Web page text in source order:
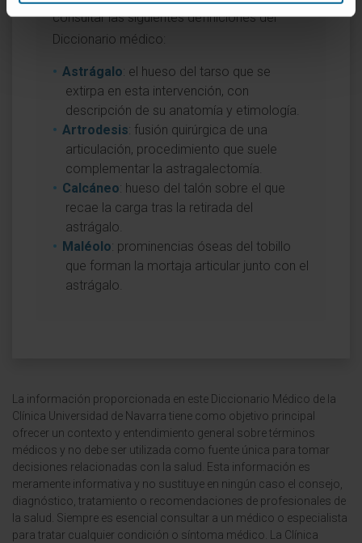
consultar las siguientes definiciones del
Diccionario médico:
Astrágalo: el hueso del tarso que se
extirpa en esta intervención, con
descripción de su anatomía y etimología.
Artrodesis: fusión quirúrgica de una
articulación, procedimiento que suele
complementar la astragalectomía.
Calcáneo: hueso del talón sobre el que
recae la carga tras la retirada del
astrágalo.
Maléolo: prominencias óseas del tobillo
que forman la mortaja articular junto con el
astrágalo.
La información proporcionada en este Diccionario Médico de la
Clínica Universidad de Navarra tiene como objetivo principal
ofrecer un contexto y entendimiento general sobre términos
médicos y no debe ser utilizada como fuente única para tomar
decisiones relacionadas con la salud. Esta información es
meramente informativa y no sustituye en ningún caso el consejo,
diagnóstico, tratamiento o recomendaciones de profesionales de
la salud. Siempre es esencial consultar a un médico o especialista
para tratar cualquier condición o síntoma médico. La Clínica